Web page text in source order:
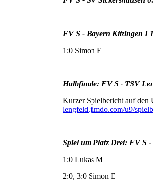
FV S - Bayern Kitzingen I
1:0 Simon E
Halbfinale: FV S - TSV
Kurzer Spielbericht auf
lengfeld.jimdo.com/u9/
Spiel um Platz Drei: FV S
1:0 Lukas M
2:0, 3:0 Simon E